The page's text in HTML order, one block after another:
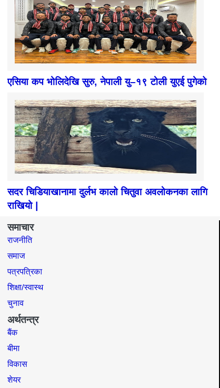
एसिया कप भोलिदेखि सुरु, नेपाली यु–१९ टोली युएई पुगेको
सदर चिडियाखानामा दुर्लभ कालो चितुवा अवलोकनका लागि
राखियो |
समाचार
राजनीति
समाज​
पत्रपत्रिका
शिक्षा/स्वास्थ
चुनाव
अर्थतन्त्र
बैंक
बीमा
विकास
शेयर